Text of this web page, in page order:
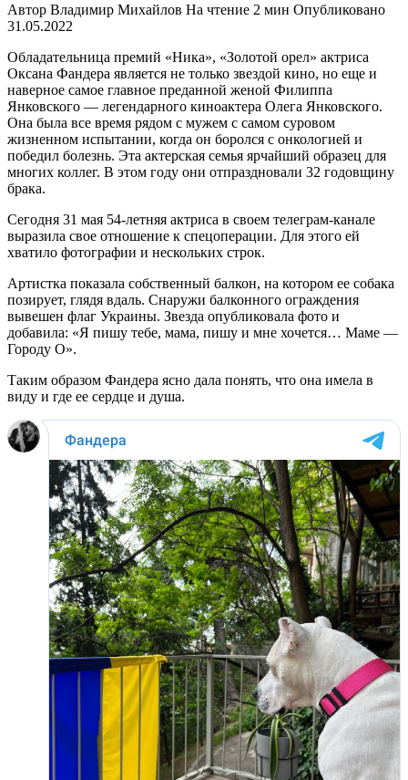
Автор Владимир Михайлов На чтение 2 мин Опубликовано
31.05.2022
Обладательница премий «Ника», «Золотой орел» актриса
Оксана Фандера является не только звездой кино, но еще и
наверное самое главное преданной женой Филиппа
Янковского — легендарного киноактера Олега Янковского.
Она была все время рядом с мужем с самом суровом
жизненном испытании, когда он боролся с онкологией и
победил болезнь. Эта актерская семья ярчайший образец для
многих коллег. В этом году они отпраздновали 32 годовщину
брака.
Сегодня 31 мая 54-летняя актриса в своем телеграм-канале
выразила свое отношение к спецоперации. Для этого ей
хватило фотографии и нескольких строк.
Артистка показала собственный балкон, на котором ее собака
позирует, глядя вдаль. Снаружи балконного ограждения
вывешен флаг Украины. Звезда опубликовала фото и
добавила: «Я пишу тебе, мама, пишу и мне хочется… Маме —
Городу О».
Таким образом Фандера ясно дала понять, что она имела в
виду и где ее сердце и душа.